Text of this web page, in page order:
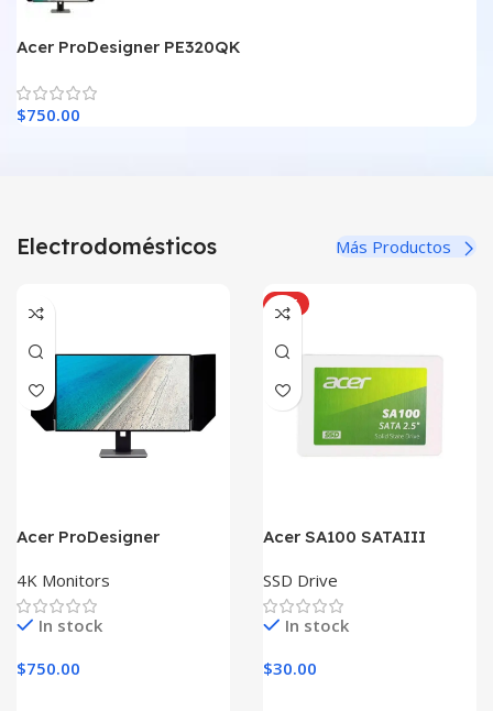
Acer ProDesigner PE320QK
$750.00
Electrodomésticos Más Productos
Acer ProDesigner
4K Monitors
In stock
$750.00
HOT
Acer SA100 SATAIII
SSD Drive
In stock
$30.00